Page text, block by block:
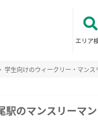
エリア
学生向けのウィークリー・マン
駅のマンスリーマ